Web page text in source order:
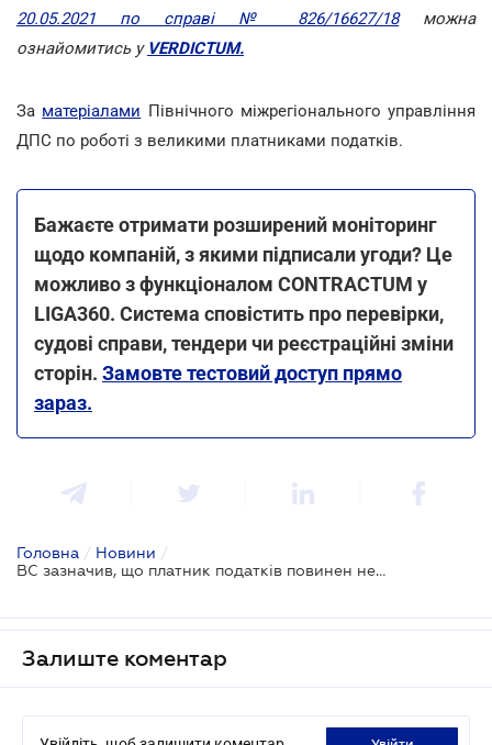
20.05.2021 по справі № 826/16627/18можна
ознайомитись у VERDICТUM.
За матеріалами Північного міжрегіонального управління
ДПС по роботі з великими платниками податків.
Бажаєте отримати розширений моніторинг
щодо компаній, з якими підписали угоди? Це
можливо з функціоналом CONTRACTUM у
LIGA360. Система сповістить про перевірки,
судові справи, тендери чи реєстраційні зміни
сторін. Замовте тестовий доступ прямо
зараз.
Головна / Новини /
ВС зазначив, що платник податків повинен нести відповідальність за переддоговірну перевірку контрагента
Залиште коментар